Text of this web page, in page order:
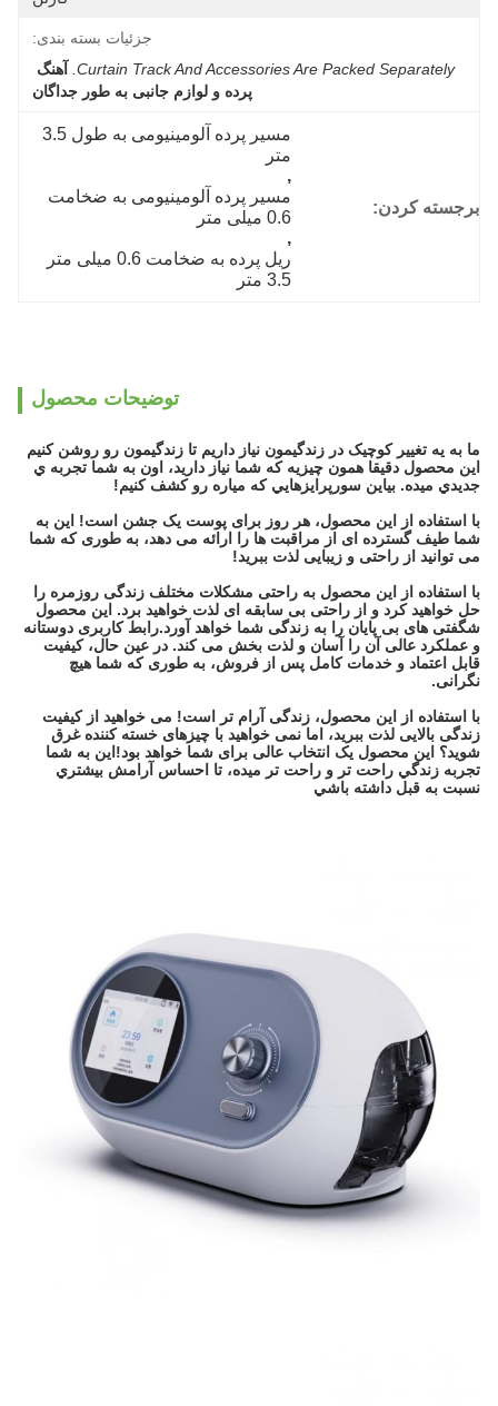
جزئیات بسته بندی:
Curtain Track And Accessories Are Packed Separately.
آهنگ
پرده و لوازم جانبی به طور جداگان
برجسته کردن:
مسیر پرده آلومینیومی به طول 3.5
متر
,
مسیر پرده آلومینیومی به ضخامت
0.6 میلی متر
,
ریل پرده به ضخامت 0.6 میلی متر
3.5 متر
توضیحات محصول
ما به يه تغيير کوچيک در زندگيمون نياز داريم تا زندگيمون رو روشن کنيم
اين محصول دقیقا همون چيزيه که شما نياز داريد، اون به شما تجربه ي
جديدي ميده. بياين سورپرايزهايي که مياره رو کشف کنيم!
با استفاده از این محصول، هر روز برای پوست یک جشن است! این به
شما طیف گسترده ای از مراقبت ها را ارائه می دهد، به طوری که شما
می توانید از راحتی و زیبایی لذت ببرید!
با استفاده از این محصول به راحتی مشکلات مختلف زندگی روزمره را
حل خواهید کرد و از راحتی بی سابقه ای لذت خواهید برد. این محصول
شگفتی های بی پایان را به زندگی شما خواهد آورد.رابط کاربری دوستانه
و عملکرد عالی آن را آسان و لذت بخش می کند. در عین حال، کیفیت
قابل اعتماد و خدمات کامل پس از فروش، به طوری که شما هیچ
نگرانی.
با استفاده از این محصول، زندگی آرام تر است! می خواهید از کیفیت
زندگی بالایی لذت ببرید، اما نمی خواهید با چیزهای خسته کننده غرق
شوید؟ این محصول یک انتخاب عالی برای شما خواهد بود!اين به شما
تجربه زندگي راحت تر و راحت تر ميده، تا احساس آرامش بيشتري
نسبت به قبل داشته باشي